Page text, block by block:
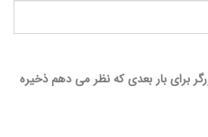
برای بار بعدی که نظر می دهم ذخیره